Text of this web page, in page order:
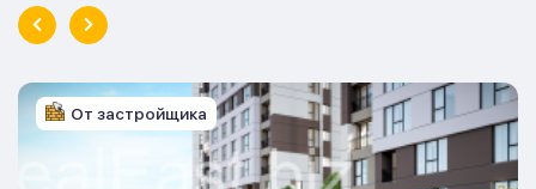
От застройщика